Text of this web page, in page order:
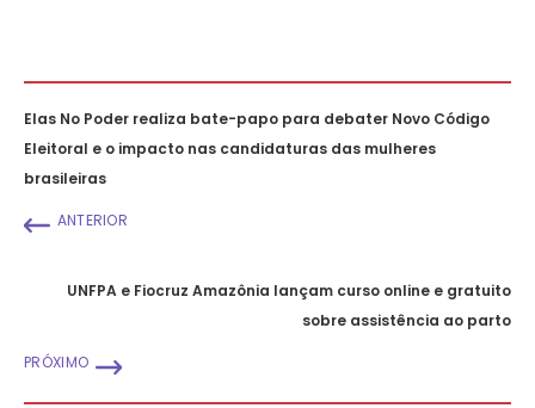
Elas No Poder realiza bate-papo para debater Novo Código
Eleitoral e o impacto nas candidaturas das mulheres
brasileiras
ANTERIOR
UNFPA e Fiocruz Amazônia lançam curso online e gratuito
sobre assistência ao parto
PRÓXIMO